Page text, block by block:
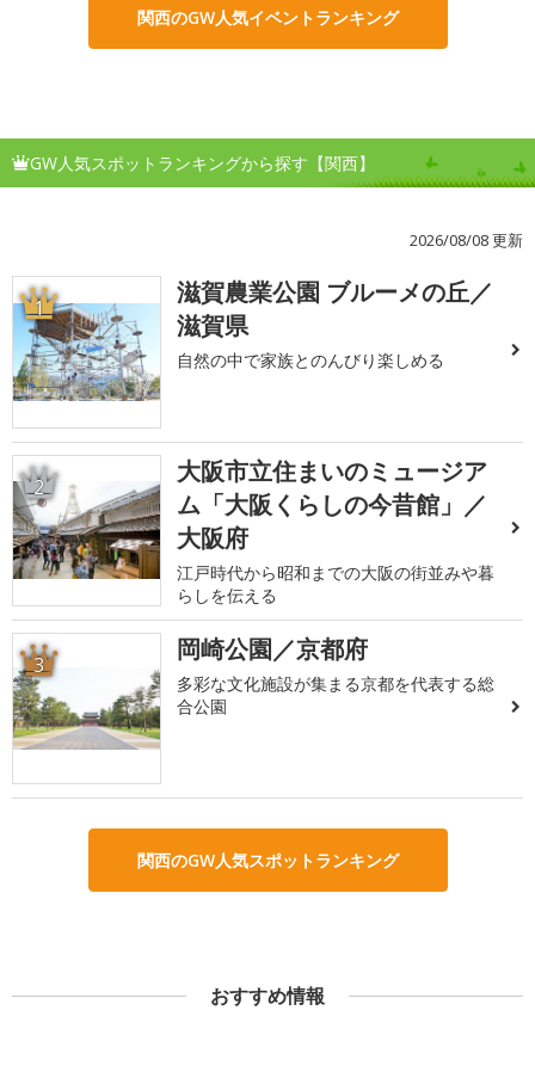
関西のGW人気イベントランキング
GW人気スポットランキングから探す【関西】
2026/08/08 更新
1
滋賀農業公園 ブルーメの丘／
滋賀県
自然の中で家族とのんびり楽しめる
2
大阪市立住まいのミュージア
ム「大阪くらしの今昔館」／
大阪府
江戸時代から昭和までの大阪の街並みや暮
らしを伝える
3 岡崎公園／京都府
多彩な文化施設が集まる京都を代表する総
合公園
関西のGW人気スポットランキング
おすすめ情報